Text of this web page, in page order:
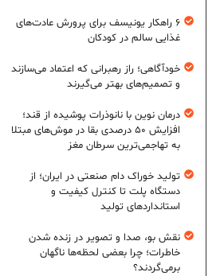
۶ راهکار یونیسف برای پرورش عادت‌های
غذایی سالم در کودکان
خودآگاهی؛ راز رهبرانی که اعتماد می‌سازند
و تصمیم‌های بهتر می‌گیرند
درمان نوین با نانوذرات پوشیده از قند؛
افزایش ۵۰ درصدی بقا در موش‌های مبتلا
به تهاجمی‌ترین سرطان مغز
تولید خوراک دام صنعتی در ایران؛ از
دستگاه پلت تا کنترل کیفیت و
استانداردهای تولید
نقش بو، صدا و تصویر در زنده شدن
خاطرات؛ چرا بعضی لحظه‌ها ناگهان
برمی‌گردند؟